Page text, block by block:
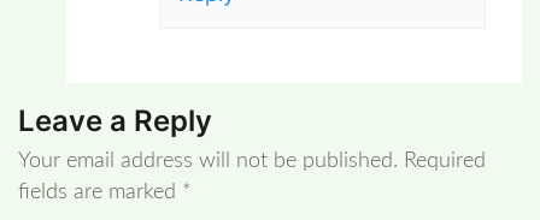
Leave a Reply
Your email address will not be published. Required
fields are marked *